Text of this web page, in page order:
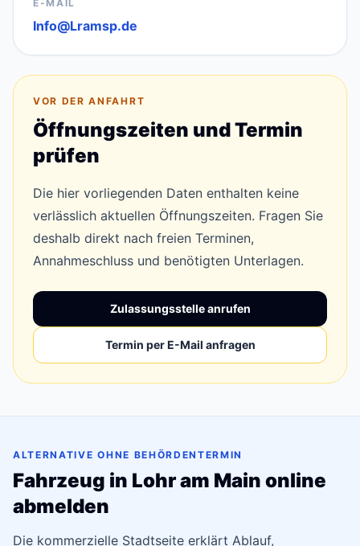
E-MAIL
Info@Lramsp.de
VOR DER ANFAHRT
Öffnungszeiten und Termin
prüfen
Die hier vorliegenden Daten enthalten keine
verlässlich aktuellen Öffnungszeiten. Fragen Sie
deshalb direkt nach freien Terminen,
Annahmeschluss und benötigten Unterlagen.
Zulassungsstelle anrufen
Termin per E-Mail anfragen
ALTERNATIVE OHNE BEHÖRDENTERMIN
Fahrzeug in Lohr am Main online
abmelden
Die kommerzielle Stadtseite erklärt Ablauf,